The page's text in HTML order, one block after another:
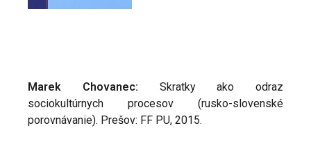
Marek Chovanec: Skratky ako odraz
sociokultúrnych procesov (rusko-slovenské
porovnávanie). Prešov: FF PU, 2015.